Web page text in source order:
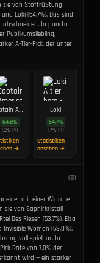
sie von StoffrüStung
Loki (54.7%). Das sind
abschneiden. In puncto
Publikumsliebling,
A-Tier-Pick, der unter
Captain America
54.8%
1.2% PR
→
Loki
54.7%
1.7%PR
Statistiken
ansehen →
(8)
mit einer Winrate
sie von Saphirkristall
Des Riesen (53.7%), Elsa
Invisible Woman (53.0%).
voll spielbar. In
Rate von 7.0% der
wird — ein starker